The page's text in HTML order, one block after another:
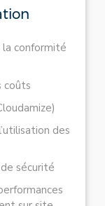
conformité
coûts
des
sécurité